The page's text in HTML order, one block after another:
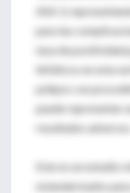
ASA 3,
para las
tasa de positividad
linfáticos en esta
pólipos con
puede representar
resultados adversos.
Este es un estudio
estandarizados